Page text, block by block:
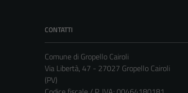
CONTATTI
Comune di Gropello Cairoli
Via Libertà, 47 - 27027 Gropello Cairoli
(PV)